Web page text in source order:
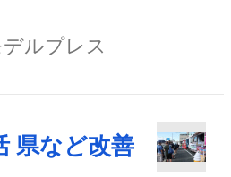
ルプレス
県など改善